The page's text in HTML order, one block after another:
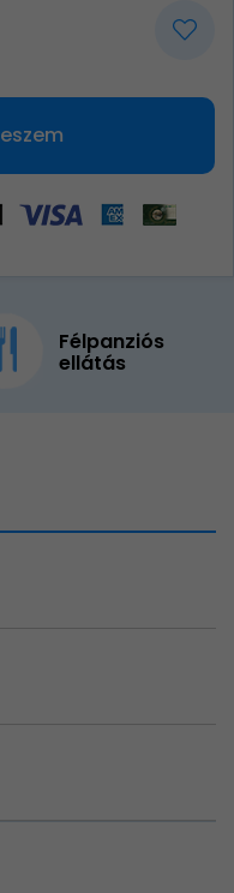
Félpanziós
ellátás